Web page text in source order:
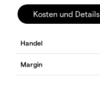
Kosten und Details